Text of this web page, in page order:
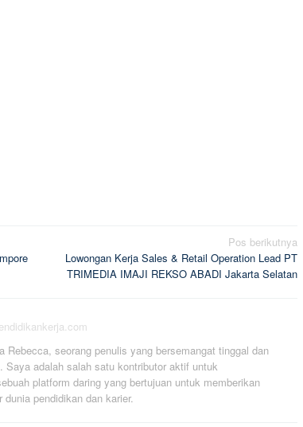
Pos berikutnya
Lowongan Kerja Sales & Retail Operation Lead PT
TRIMEDIA IMAJI REKSO ABADI Jakarta Selatan
Rebecca, seorang penulis yang bersemangat tinggal dan
Saya adalah salah satu kontributor aktif untuk
platform daring yang bertujuan untuk memberikan
pendidikan dan karier.